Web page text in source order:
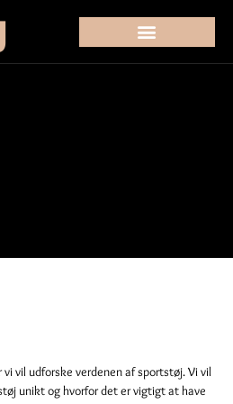
vil udforske verdenen af sportstøj. Vi vil
unikt og hvorfor det er vigtigt at have